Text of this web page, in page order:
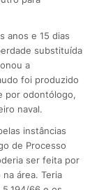
anos e 15 dias
substituída
a
foi produzido
por odontólogo,
naval.
instâncias
de Processo
ser feita por
área. Teria